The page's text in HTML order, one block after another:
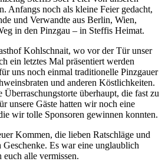
Anfangs noch als kleine Feier gedacht,
und Verwandte aus Berlin, Wien,
in den Pinzgau – in Steffis Heimat.
Kohlschnait, wo vor der Tür unser
ein letztes Mal präsentiert werden
uns noch einmal traditionelle Pinzgauer
und anderen Köstlichkeiten.
Überraschungstorte überhaupt, die fast zu
unsere Gäste hatten wir noch eine
wir tolle Sponsoren gewinnen konnten.
Kommen, die lieben Ratschläge und
Es war eine unglaublich
alle vermissen.